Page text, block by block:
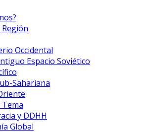
Occidental
Espacio Soviético
Sahariana
y DDHH
Global